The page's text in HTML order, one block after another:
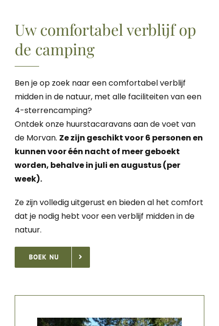
Uw comfortabel verblijf op
de camping
Ben je op zoek naar een comfortabel verblijf
midden in de natuur, met alle faciliteiten van een
4-sterrencamping?
Ontdek onze huurstacaravans aan de voet van
de Morvan. Ze zijn geschikt voor 6 personen en
kunnen voor één nacht of meer geboekt
worden, behalve in juli en augustus (per
week).
Ze zijn volledig uitgerust en bieden al het comfort
dat je nodig hebt voor een verblijf midden in de
natuur.
BOEK NU